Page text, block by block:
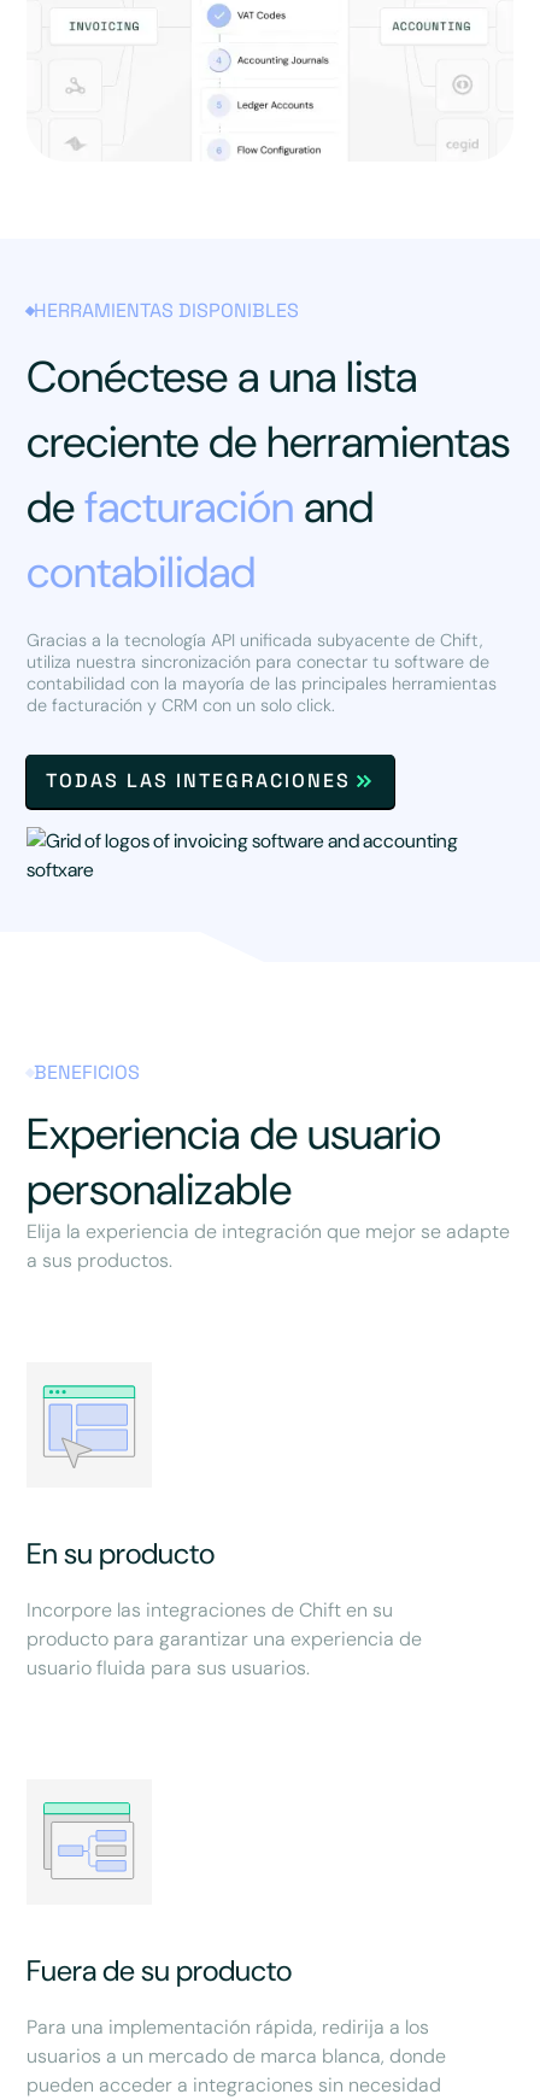
HERRAMIENTAS DISPONIBLES
Conéctese a una lista
creciente de herramientas
defacturación and
contabilidad
Gracias a la tecnología API unificada subyacente de Chift,
utiliza nuestra sincronización para conectar tu software de
contabilidad con la mayoría de las principales herramientas
de facturación y CRM con un solo click.
TODAS LAS INTEGRACIONES
BENEFICIOS
Experiencia de usuario
personalizable
Elija la experiencia de integración que mejor se adapte
a sus productos.
En su producto
Incorpore las integraciones de Chift en su
producto para garantizar una experiencia de
usuario fluida para sus usuarios.
Fuera de su producto
Para una implementación rápida, redirija a los
usuarios a un mercado de marca blanca, donde
pueden acceder a integraciones sin necesidad